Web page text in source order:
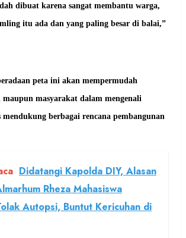
dibuat karena sangat membantu warga,
itu ada dan yang paling besar di balai,”
peta ini akan mempermudah
masyarakat dalam mengenali
mendukung berbagai rencana pembangunan
Didatangi Kapolda DIY, Alasan
Rheza Mahasiswa
Autopsi, Buntut Kericuhan di